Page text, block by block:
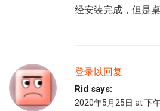
经安装完成，但是
登录以回复
Rid says:
2020年5月25日 at 下